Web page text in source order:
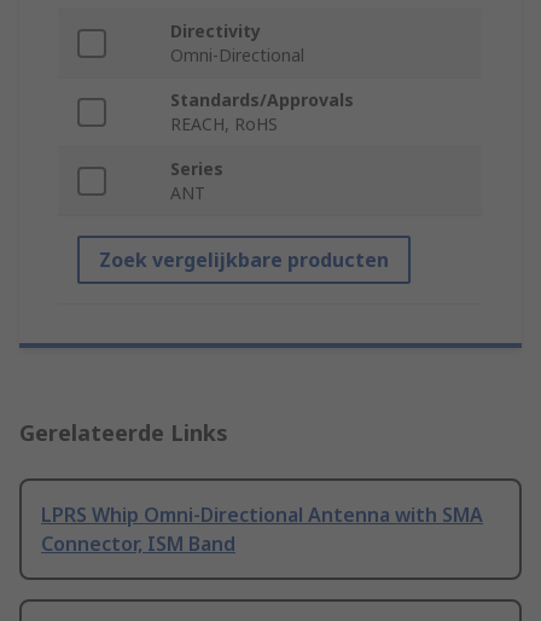
Directivity
Omni-Directional
Standards/Approvals
REACH, RoHS
Series
ANT
Zoek vergelijkbare producten
Gerelateerde Links
LPRS Whip Omni-Directional Antenna with SMA
Connector, ISM Band